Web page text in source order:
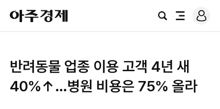
아
주
경
검
전
로
그
반려동물 업종 이용 고객 4년 새
40%↑…병원 비용은 75% 올라